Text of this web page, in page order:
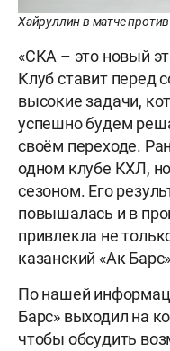
Хайруллин в матче
«СКА – это новый
Клуб ставит перед
высокие задачи,
успешно будем
своём переходе.
одном клубе КХЛ,
сезоном. Его
повышалась и в
привлекла не
казанский «Ак
По нашей
Барс» выходил на
чтобы обсудить